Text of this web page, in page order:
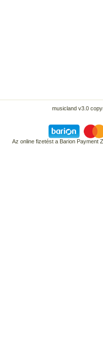
musicland v3.0
Az online fizetést a Barion Payment